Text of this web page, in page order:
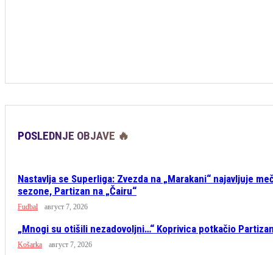
POSLEDNJE OBJAVE 🔥
Nastavlja se Superliga: Zvezda na „Marakani“ najavljuje
sezone, Partizan na „Čairu“
Fudbal август 7, 2026
„Mnogi su otišili nezadovoljni…“ Koprivica potkačio
Košarka август 7, 2026